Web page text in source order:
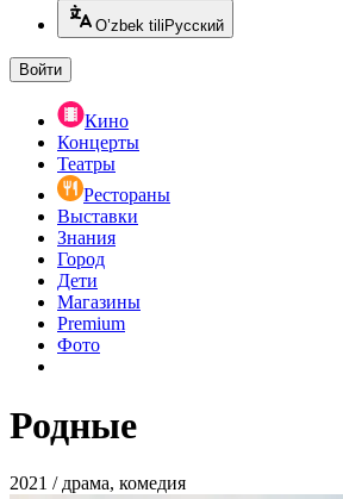
O’zbek tili Русский
Войти
Кино
Концерты
Театры
Рестораны
Выставки
Знания
Город
Дети
Магазины
Premium
Фото
Родные
2021 / драма, комедия